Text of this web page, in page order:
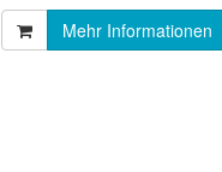
Mehr Informationen